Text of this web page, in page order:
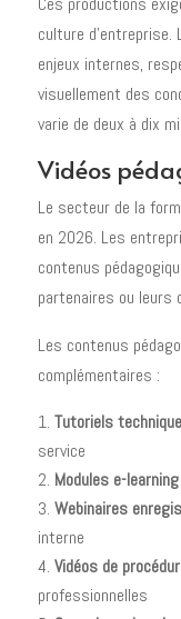
culture d'entreprise.
enjeux internes,
visuellement des
varie de deux à dix
Vidéos
Le secteur de la
en 2026. Les
contenus
partenaires ou leurs
Les contenus
complémentaires :
Tutoriels
service
Modules e-learning
Webinaires
interne
Vidéos de
professionnelles